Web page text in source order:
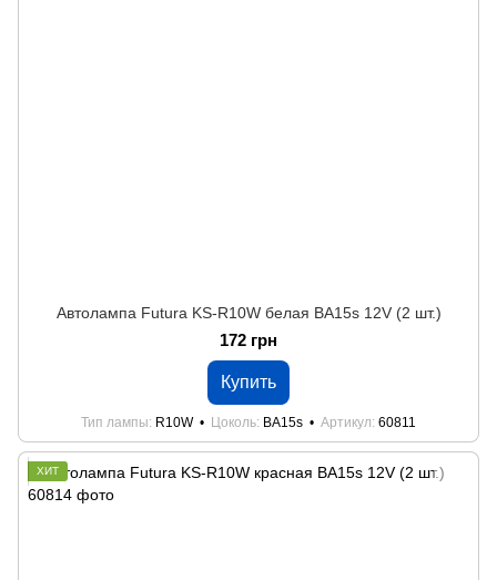
Автолампа Futura KS-R10W белая BA15s 12V (2 шт.)
172 грн
Купить
Тип лампы R10W Цоколь BA15s Артикул 60811
ХИТ